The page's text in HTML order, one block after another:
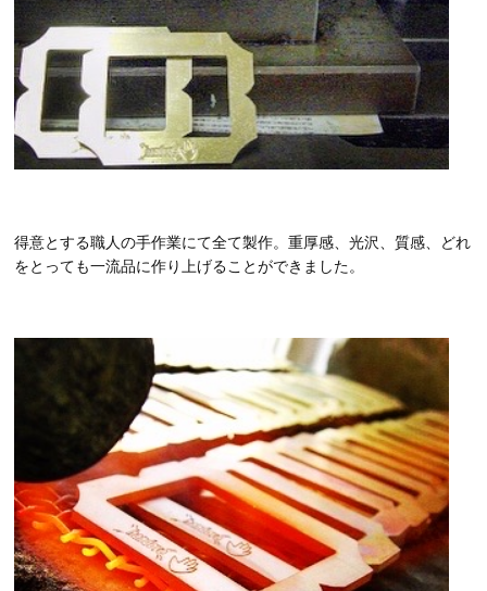
得意とする職人の手作業にて全て製作。重厚感、光沢、質感、どれ
をとっても一流品に作り上げることができました。